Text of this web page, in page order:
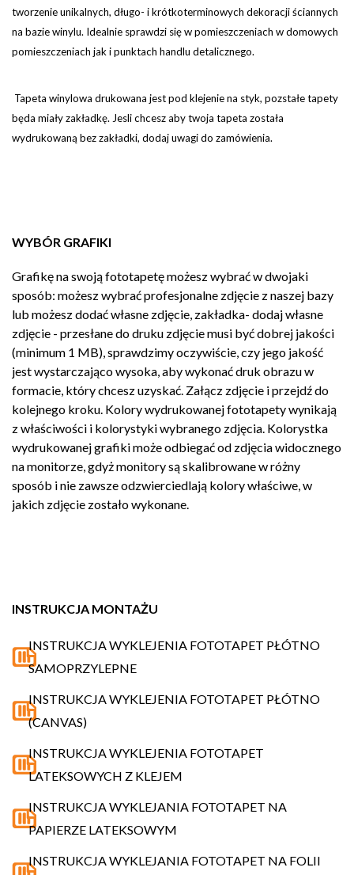
tworzenie unikalnych, długo- i krótkoterminowych dekoracji ściannych
na bazie winylu. Idealnie sprawdzi się w pomieszczeniach w domowych
pomieszczeniach jak i punktach handlu detalicznego.
Tapeta winylowa drukowana jest pod klejenie na styk, pozstałe tapety
będa miały zakładkę. Jesli chcesz aby twoja tapeta została
wydrukowaną bez zakładki, dodaj uwagi do zamówienia.
WYBÓR GRAFIKI
Grafikę na swoją fototapetę możesz wybrać w dwojaki
sposób: możesz wybrać profesjonalne zdjęcie z naszej bazy
lub możesz dodać własne zdjęcie, zakładka- dodaj własne
zdjęcie - przesłane do druku zdjęcie musi być dobrej jakości
(minimum 1 MB), sprawdzimy oczywiście, czy jego jakość
jest wystarczająco wysoka, aby wykonać druk obrazu w
formacie, który chcesz uzyskać. Załącz zdjęcie i przejdź do
kolejnego kroku. Kolory wydrukowanej fototapety wynikają
z właściwości i kolorystyki wybranego zdjęcia. Kolorystka
wydrukowanej grafiki może odbiegać od zdjęcia widocznego
na monitorze, gdyż monitory są skalibrowane w różny
sposób i nie zawsze odzwierciedlają kolory właściwe, w
jakich zdjęcie zostało wykonane.
INSTRUKCJA MONTAŻU
INSTRUKCJA WYKLEJENIA FOTOTAPET PŁÓTNO
SAMOPRZYLEPNE
INSTRUKCJA WYKLEJENIA FOTOTAPET PŁÓTNO
(CANVAS)
INSTRUKCJA WYKLEJENIA FOTOTAPET
LATEKSOWYCH Z KLEJEM
INSTRUKCJA WYKLEJANIA FOTOTAPET NA
PAPIERZE LATEKSOWYM
INSTRUKCJA WYKLEJANIA FOTOTAPET NA FOLII